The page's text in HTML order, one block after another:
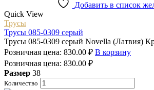
Добавить в список
Quick View
Трусы
Трусы 085-0309 серый
Трусы 085-0309 серый Novella (Латвия)
Розничная цена: 830.00 ₽ В корзину
Розничная цена: 830.00 ₽
Размер 38
Количество